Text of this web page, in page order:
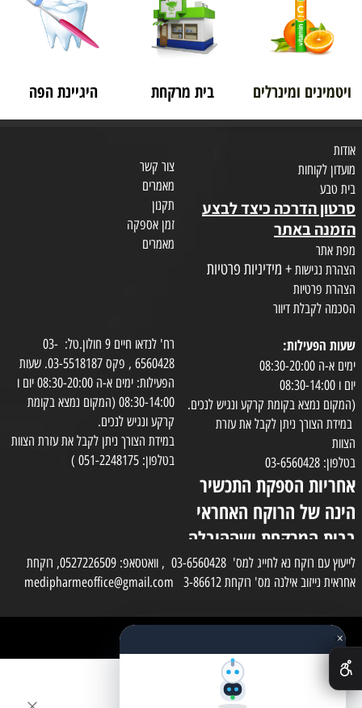
ויטמינים ומינרלים בית מרקחת היגיינת הפה
אודות
מועדון לקוחות
בית טבע
סרטון הדרכה כיצד לבצע
הזמנה באתר
מפת אתר
הצהרת נגישות + מידיניות פרטיות
הצהרת פרטיות
הסכמה לקבלת דיוור
צור קשר
מאמרים
תקנון
זמן אספקה
מאמרים
שעות הפעילות:
ימים א-ה 08:30-20:00
יום ו 08:30-14:00
(המקום נמצא בקומת קרקע ונגיש לנכים.
במידת הצורך ניתן לקבל את עזרת
הצוות
בטלפון: 03-6560428
אחריות הספקת התכשיר
הינה של הרוקח האחראי
בבית המרקחת ושההובלה
בפועל תעשה בעזרת
השליח
רח' לנדאו חיים 9 חולון.טל: 03-
6560428 , פקס 03-5518187. שעות
הפעילות: ימים א-ה 08:30-20:00 יום ו
08:30-14:00 (המקום נמצא בקומת
קרקע ונגיש לנכים.
במידת הצורך ניתן לקבל את עזרת הצוות
בטלפון: 051-2248175 )
לייעוץ עם רוקח נא לחייג למס' 03-6560428 , וואטסאפ: 0527226509, רוקחת
אחראית נייזוב אילנה מס' רוקחת 3-86612 medipharmeoffice@gmail.com
✕×